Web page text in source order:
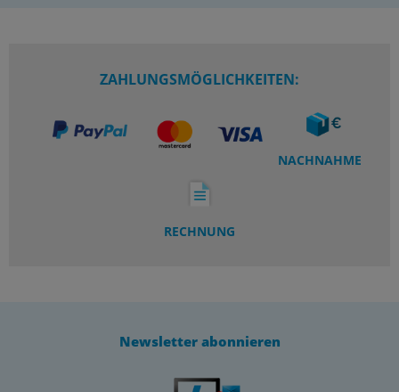
ZAHLUNGSMÖGLICHKEITEN:
NACHNAHME
RECHNUNG
Newsletter abonnieren